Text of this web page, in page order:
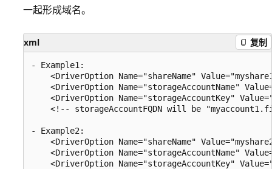
一起形成域名。
xml 复制
- Example1:
<DriverOption Name="shareName"
<DriverOption Name="storageAccountName"
<DriverOption Name="storageAccountKey"
<!-- storageAccountFQDN will be
- Example2:
<DriverOption Name="shareName"
<DriverOption Name="storageAccountName"
<DriverOption Name="storageAccountKey"